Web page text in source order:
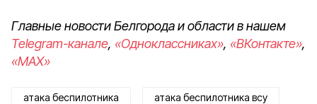
Главные новости Белгорода и области в нашем
Telegram-канале, «Одноклассниках», «ВКонтакте»,
«MAX»
атака беспилотника атака беспилотника всу